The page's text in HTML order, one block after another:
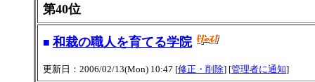
第40位
■ 和裁の職人を育てる学院
更新日：2006/02/13(Mon) 10:47 [修正・削除] [管理者に通知]